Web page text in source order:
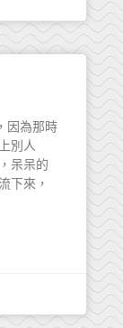
因為那時
別人
呆呆的
下來，